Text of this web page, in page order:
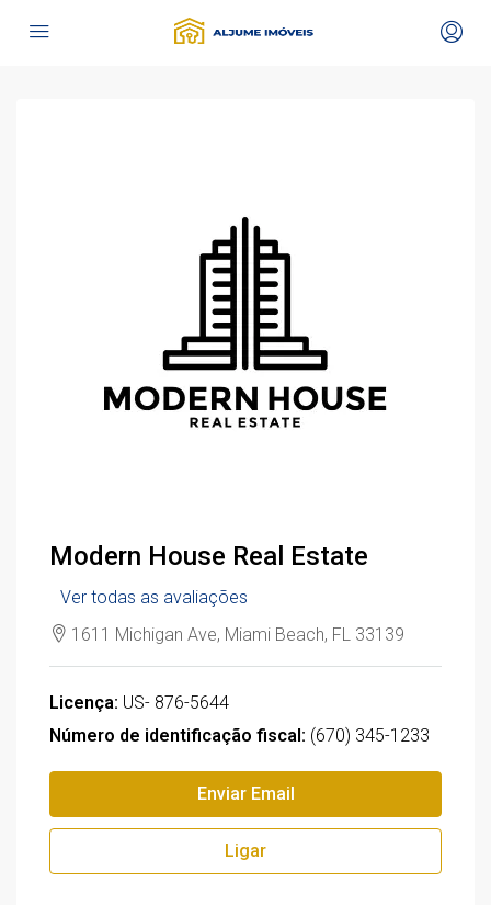
Modern House Real Estate
Ver todas as avaliações
1611 Michigan Ave, Miami Beach, FL 33139
Licença: US- 876-5644
Número de identificação fiscal: (670) 345-1233
Enviar Email
Ligar